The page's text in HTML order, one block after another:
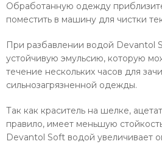
Обработанную одежду
поместить в машину для чистки
При разбавлении водой Devantol
устойчивую эмульсию, которую
течение нескольких часов для
сильнозагрязненной одежды.
Так как краситель на шелке,
правило, имеет меньшую
Devantol Soft водой увеличивает